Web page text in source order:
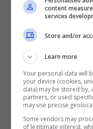
evitare gli
soprattutto non
lungo e almeno
Se ci piace
aderente per
estate quando il
l’acconciatura,
content
services
Store and/or
Learn more
Your personal data will
your device (cookies,
data) may be stored by,
partners, or used
may use precise
Some vendors may
of legitimate interest,